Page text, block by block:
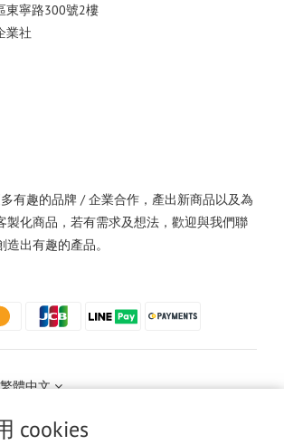
cookies
東寧路300號2樓
業社
有趣的品牌 / 企業合作，產出新商品以及為
製化商品，若有需求及想法，歡迎與我們聯
出有趣的產品。
繁體中文